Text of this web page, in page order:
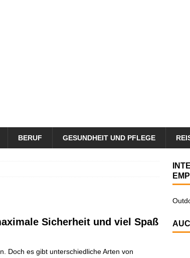
BERUF GESUNDHEIT UND PFLEGE
Sicherheit und viel Spaß
Doch es gibt unterschiedliche Arten von